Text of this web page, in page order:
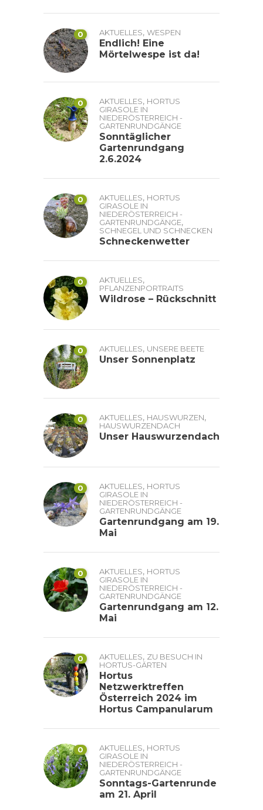
0 AKTUELLES, WESPEN
Endlich! Eine
Mörtelwespe ist da!
0 AKTUELLES, HORTUS
GIRASOLE IN
NIEDERÖSTERREICH -
GARTENRUNDGÄNGE
Sonntäglicher
Gartenrundgang
2.6.2024
0 AKTUELLES, HORTUS
GIRASOLE IN
NIEDERÖSTERREICH -
GARTENRUNDGÄNGE,
SCHNEGEL UND SCHNECKEN
Schneckenwetter
0 AKTUELLES,
PFLANZENPORTRAITS
Wildrose – Rückschnitt
0 AKTUELLES, UNSERE BEETE
Unser Sonnenplatz
0 AKTUELLES, HAUSWURZEN,
HAUSWURZENDACH
Unser Hauswurzendach
0 AKTUELLES, HORTUS
GIRASOLE IN
NIEDERÖSTERREICH -
GARTENRUNDGÄNGE
Gartenrundgang am 19.
Mai
0 AKTUELLES, HORTUS
GIRASOLE IN
NIEDERÖSTERREICH -
GARTENRUNDGÄNGE
Gartenrundgang am 12.
Mai
0 AKTUELLES, ZU BESUCH IN
HORTUS-GÄRTEN
Hortus
Netzwerktreffen
Österreich 2024 im
Hortus Campanularum
0 AKTUELLES, HORTUS
GIRASOLE IN
NIEDERÖSTERREICH -
GARTENRUNDGÄNGE
Sonntags-Gartenrunde
am 21. April